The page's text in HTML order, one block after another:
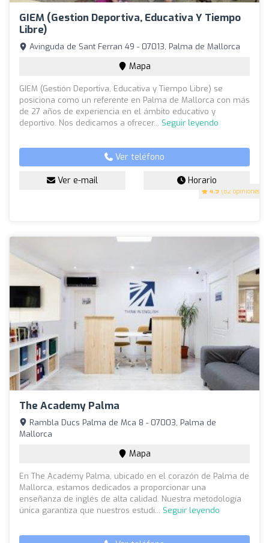
GIEM (Gestion Deportiva, Educativa Y Tiempo
Libre)
4.9 (82 opiniones)
Avinguda de Sant Ferran 49 - 07013, Palma de Mallorca
Mapa
GIEM (Gestión Deportiva, Educativa y Tiempo Libre) se
posiciona como un referente en Palma de Mallorca con más
de 27 años de experiencia en el ámbito educativo y
deportivo. Nos dedicamos a ofrecer... Seguir leyendo
Ver teléfono
Ver e-mail Horario
The Academy Palma
Rambla Ducs Palma de Mca 8 - 07003, Palma de
Mallorca
Mapa
En The Academy Palma, ubicado en el corazón de Palma de
Mallorca, estamos dedicados a proporcionar una
enseñanza de inglés de alta calidad. Nuestra metodología
única garantiza que nuestros estudi... Seguir leyendo